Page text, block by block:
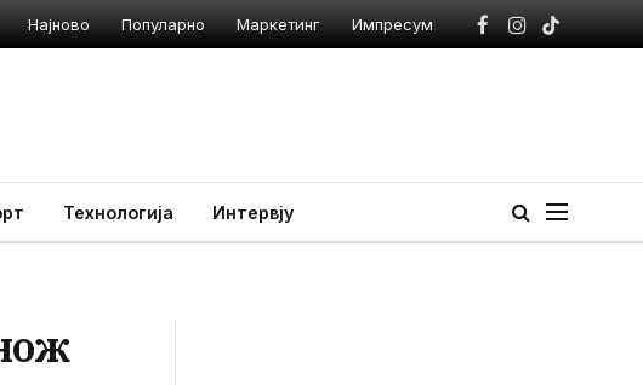
Најново Популарно Маркетинг Импресум
Facebook
Instagram
TikTok
Технологија Интервју